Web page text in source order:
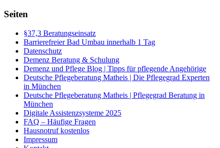
Seiten
§37,3 Beratungseinsatz
Barrierefreier Bad Umbau innerhalb 1 Tag
Datenschutz
Demenz Beratung & Schulung
Demenz und Pflege Blog | Tipps für pflegende Angehörige
Deutsche Pflegeberatung Matheis | Die Pflegegrad Experten
in München
Deutsche Pflegeberatung Matheis | Pflegegrad Beratung in
München
Digitale Assistenzsysteme 2025
FAQ – Häufige Fragen
Hausnotruf kostenlos
Impressum